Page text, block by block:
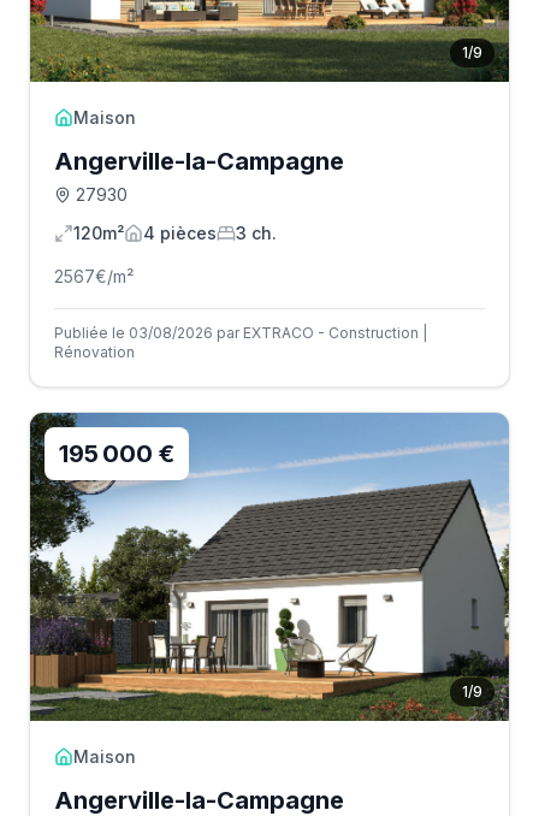
1/9
Maison
Angerville-la-Campagne
27930
120m²
4 pièces 3 ch.
2567€/m²
Publiée le 03/08/2026 par EXTRACO - Construction |
Rénovation
1/9
195 000 €
Maison
Angerville-la-Campagne